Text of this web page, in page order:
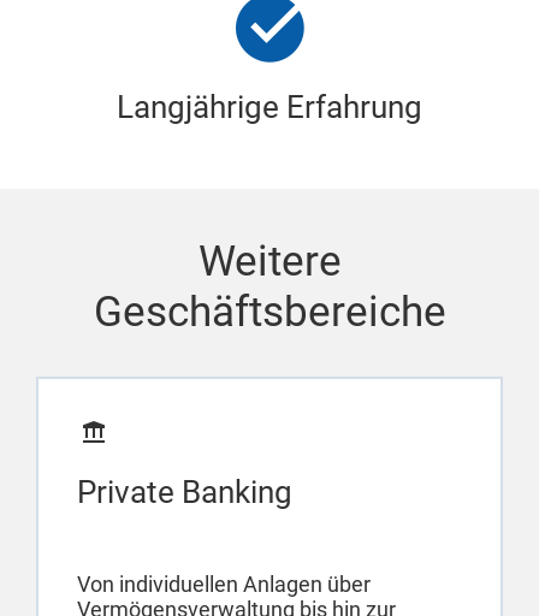
Langjährige Erfahrung
Weitere
Geschäftsbereiche
Private Banking
Von individuellen Anlagen über
Vermögensverwaltung bis hin zur